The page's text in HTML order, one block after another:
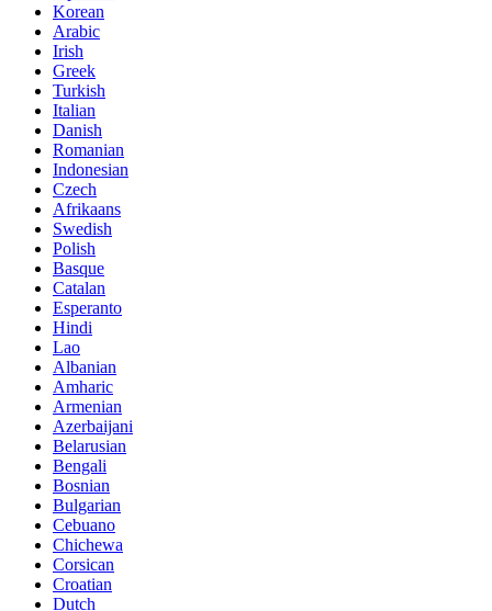
Korean
Arabic
Irish
Greek
Turkish
Italian
Danish
Romanian
Indonesian
Czech
Afrikaans
Swedish
Polish
Basque
Catalan
Esperanto
Hindi
Lao
Albanian
Amharic
Armenian
Azerbaijani
Belarusian
Bengali
Bosnian
Bulgarian
Cebuano
Chichewa
Corsican
Croatian
Dutch